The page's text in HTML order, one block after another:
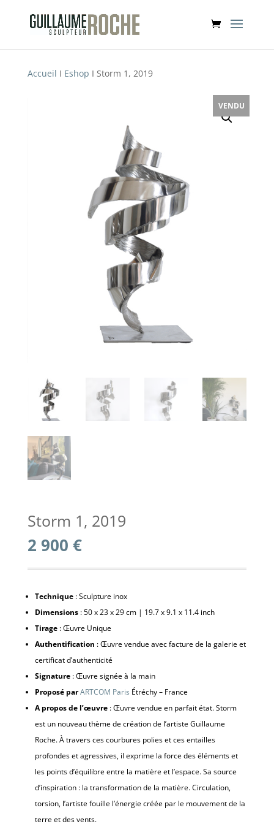
Accueil I Eshop I Storm 1, 2019
VENDU
Storm 1, 2019
2 900 €
Technique: Sculpture inox
Dimensions: 50 x 23 x 29 cm | 19.7 x 9.1 x 11.4 inch
Tirage: Œuvre Unique
Authentification : Œuvre vendue avec facture de la galerie et
certificat d’authenticité
Signature: Œuvre signée à la main
Proposé parARTCOM Paris Étréchy – France
A propos de l’œuvre: Œuvre vendue en parfait état. Storm
est un nouveau thème de création de l’artiste Guillaume
Roche. À travers ces courbures polies et ces entailles
profondes et agressives, il exprime la force des éléments et
les points d’équilibre entre la matière et l’espace. Sa source
d’inspiration : la transformation de la matière. Circulation,
torsion, l’artiste fouille l’énergie créée par le mouvement de la
terre et des vents.